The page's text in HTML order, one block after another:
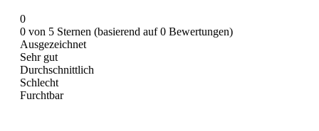
0
0 von 5 Sternen (basierend auf 0 Bewertungen)
Ausgezeichnet
Sehr gut
Durchschnittlich
Schlecht
Furchtbar